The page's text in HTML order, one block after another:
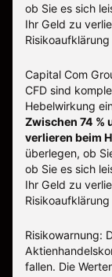
ob Sie es sich
Ihr Geld zu
Risikoaufklärung
Capital Com
CFD sind
Hebelwirkung
Zwischen 74 %
verlieren beim
überlegen, ob
ob Sie es sich
Ihr Geld zu
Risikoaufklärung
Risikowarnung:
fallen. Die